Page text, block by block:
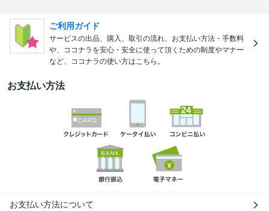
ご利用ガイド
サービスの出品、購入、取引の流れ、お支払い方法・手数料
や、ココナラを安心・安全に使って頂くための制度やマナー
など、ココナラの使い方はこちら。
お支払い方法
お支払い方法について